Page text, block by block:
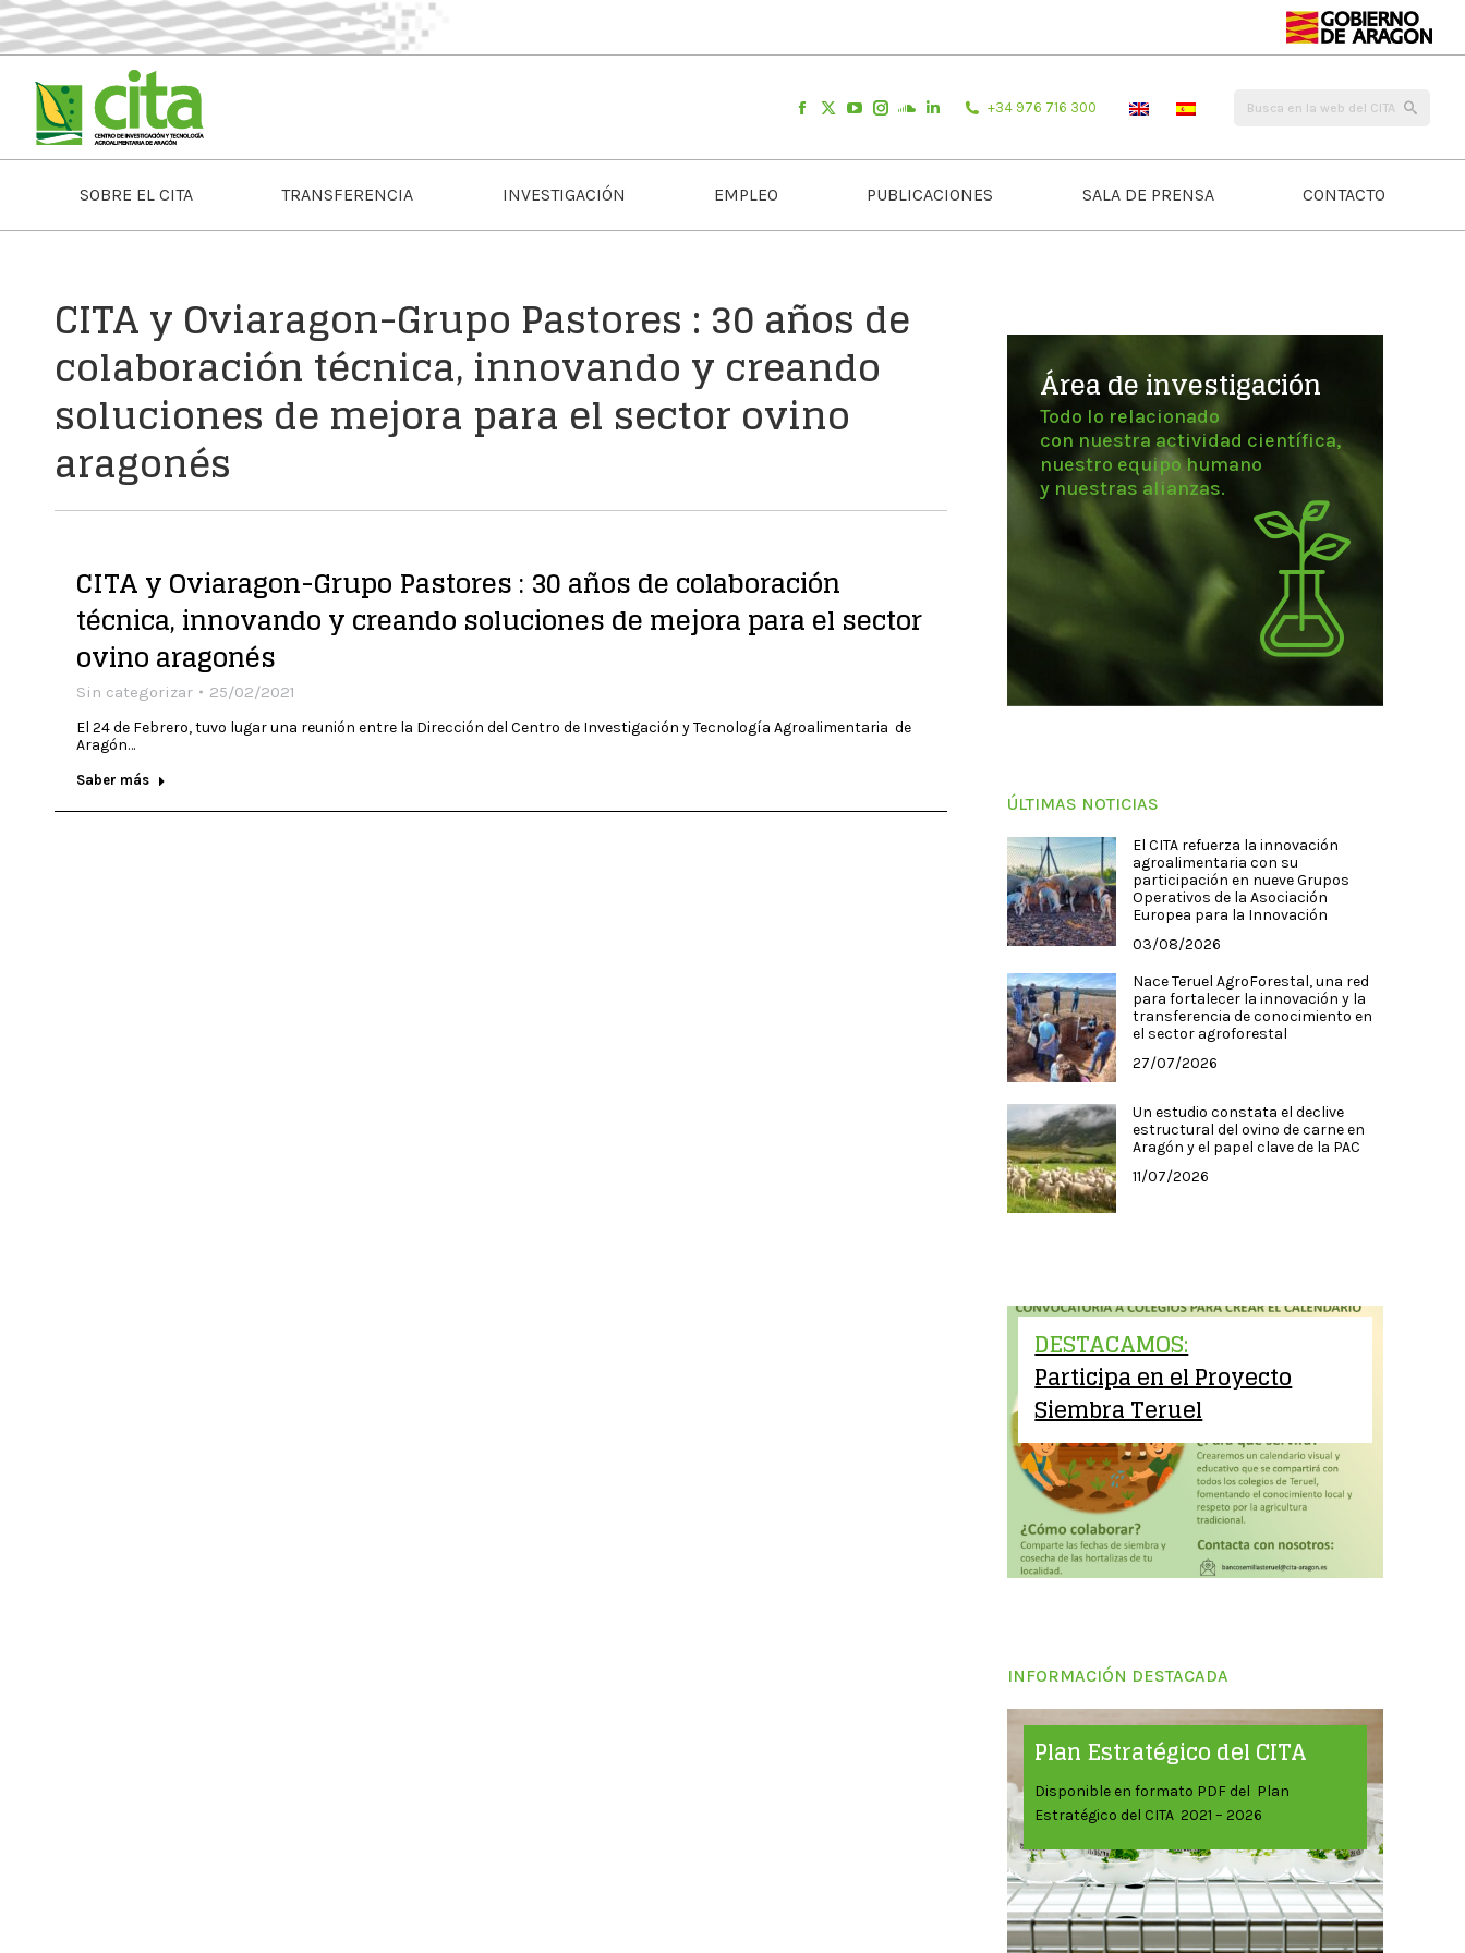
+34 976 716 300
SOBRE EL CITA TRANSFERENCIA INVESTIGACIÓN EMPLEO PUBLICACIONES SALA DE PRENSA CONTACTO
CITA y Oviaragon-Grupo Pastores : 30 años de
colaboración técnica, innovando y creando
soluciones de mejora para el sector ovino
aragonés
CITA y Oviaragon-Grupo Pastores : 30 años de colaboración
técnica, innovando y creando soluciones de mejora para el sector
ovino aragonés
Sin categorizar 25/02/2021
El 24 de Febrero, tuvo lugar una reunión entre la Dirección del Centro de Investigación y Tecnología Agroalimentaria de
Aragón…
Saber más
Área de investigación
Todo lo relacionado
con nuestra actividad científica,
nuestro equipo humano
y nuestras alianzas.
ÚLTIMAS NOTICIAS
El CITA refuerza la innovación
agroalimentaria con su
participación en nueve Grupos
Operativos de la Asociación
Europea para la Innovación
03/08/2026
Nace Teruel AgroForestal, una red
para fortalecer la innovación y la
transferencia de conocimiento en
el sector agroforestal
27/07/2026
Un estudio constata el declive
estructural del ovino de carne en
Aragón y el papel clave de la PAC
11/07/2026
DESTACAMOS:
Participa en el Proyecto
Siembra Teruel
INFORMACIÓN DESTACADA
Plan Estratégico del CITA
Disponible en formato PDF del Plan
Estratégico del CITA 2021 – 2026